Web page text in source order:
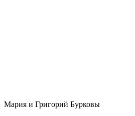
Мария и Григорий Бурковы